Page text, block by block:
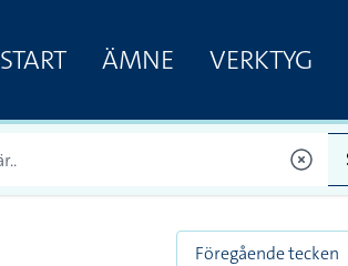
START ÄMNE VERKTYG
Föregående tecken